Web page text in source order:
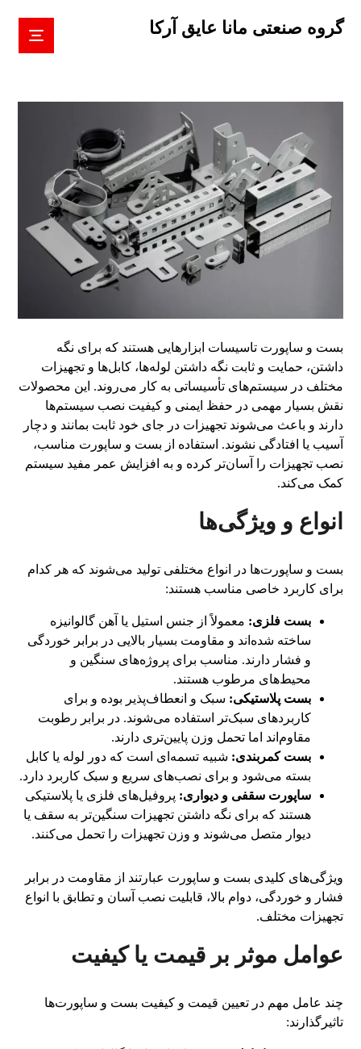
گروه صنعتی مانا عایق آرکا
بست و ساپورت تاسیسات ابزارهایی هستند که برای نگه
داشتن، حمایت و ثابت نگه داشتن لوله‌ها، کابل‌ها و تجهیزات
مختلف در سیستم‌های تأسیساتی به کار می‌روند. این محصولات
نقش بسیار مهمی در حفظ ایمنی و کیفیت نصب سیستم‌ها
دارند و باعث می‌شوند تجهیزات در جای خود ثابت بمانند و دچار
آسیب یا افتادگی نشوند. استفاده از بست و ساپورت مناسب،
نصب تجهیزات را آسان‌تر کرده و به افزایش عمر مفید سیستم
کمک می‌کند.
انواع و ویژگی‌ها
بست و ساپورت‌ها در انواع مختلفی تولید می‌شوند که هر کدام
برای کاربرد خاصی مناسب هستند:
بست فلزی: معمولاً از جنس استیل یا آهن گالوانیزه
ساخته شده‌اند و مقاومت بسیار بالایی در برابر خوردگی
و فشار دارند. مناسب برای پروژه‌های سنگین و
محیط‌های مرطوب هستند.
بست پلاستیکی: سبک و انعطاف‌پذیر بوده و برای
کاربردهای سبک‌تر استفاده می‌شوند. در برابر رطوبت
مقاوم‌اند اما تحمل وزن پایین‌تری دارند.
بست کمربندی: شبیه تسمه‌ای است که دور لوله یا کابل
بسته می‌شود و برای نصب‌های سریع و سبک کاربرد دارد.
ساپورت سقفی و دیواری: پروفیل‌های فلزی یا پلاستیکی
هستند که برای نگه داشتن تجهیزات سنگین‌تر به سقف یا
دیوار متصل می‌شوند و وزن تجهیزات را تحمل می‌کنند.
ویژگی‌های کلیدی بست و ساپورت عبارتند از مقاومت در برابر
فشار و خوردگی، دوام بالا، قابلیت نصب آسان و تطابق با انواع
تجهیزات مختلف.
عوامل موثر بر قیمت یا کیفیت
چند عامل مهم در تعیین قیمت و کیفیت بست و ساپورت‌ها
تاثیرگذارند: